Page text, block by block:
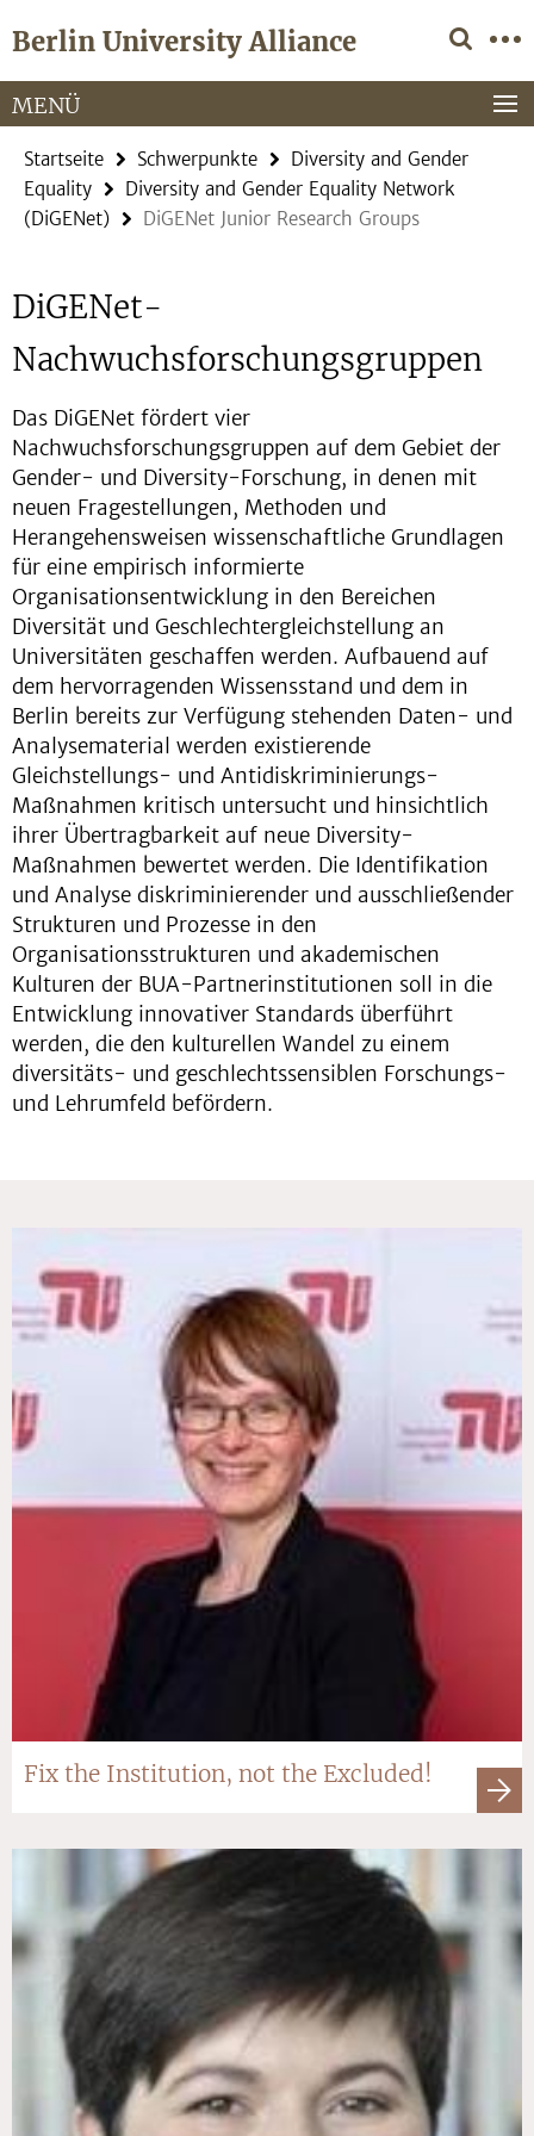
direkt
Inhalt
Berlin University Alliance
Service-
Navigation
MENÜ
Startseite Schwerpunkte
Diversity and Gender
Equality
Diversity and Gender Equality Network
(DiGENet)
DiGENet Junior Research Groups
DiGENet-
Nachwuchsforschungsgruppen
Das DiGENet fördert vier
Nachwuchsforschungsgruppen auf dem Gebiet der
Gender- und Diversity-Forschung, in denen mit
neuen Fragestellungen, Methoden und
Herangehensweisen wissenschaftliche Grundlagen
für eine empirisch informierte
Organisationsentwicklung in den Bereichen
Diversität und Geschlechtergleichstellung an
Universitäten geschaffen werden. Aufbauend auf
dem hervorragenden Wissensstand und dem in
Berlin bereits zur Verfügung stehenden Daten- und
Analysematerial werden existierende
Gleichstellungs- und Antidiskriminierungs-
Maßnahmen kritisch untersucht und hinsichtlich
ihrer Übertragbarkeit auf neue Diversity-
Maßnahmen bewertet werden. Die Identifikation
und Analyse diskriminierender und ausschließender
Strukturen und Prozesse in den
Organisationsstrukturen und akademischen
Kulturen der BUA-Partnerinstitutionen soll in die
Entwicklung innovativer Standards überführt
werden, die den kulturellen Wandel zu einem
diversitäts- und geschlechtssensiblen Forschungs-
und Lehrumfeld befördern.
Fix the Institution, not the Excluded!